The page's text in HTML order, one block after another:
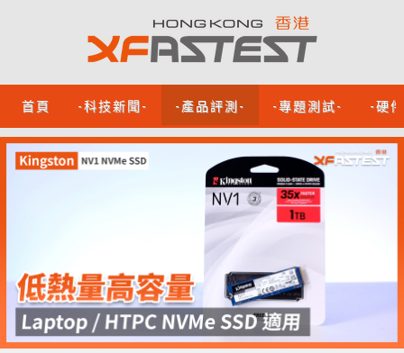
首頁 -科技新聞- -產品評測- -專題測試- -硬